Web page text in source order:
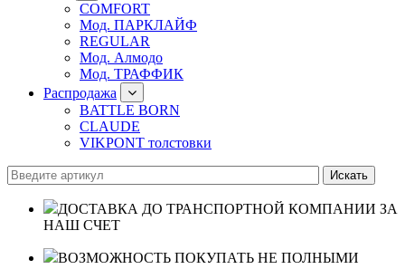
COMFORT
Мод. ПАРКЛАЙФ
REGULAR
Мод. Алмодо
Мод. ТРАФФИК
Распродажа
BATTLE BORN
CLAUDE
VIKPONT толстовки
ДОСТАВКА ДО ТРАНСПОРТНОЙ КОМПАНИИ ЗА
НАШ СЧЕТ
ВОЗМОЖНОСТЬ ПОКУПАТЬ НЕ ПОЛНЫМИ